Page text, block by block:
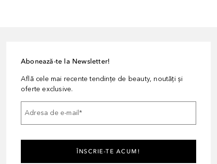
Abonează-te la Newsletter!
Află cele mai recente tendințe de beauty, noutăți și
oferte exclusive.
Adresa de e-mail*
ÎNSCRIE-TE ACUM!